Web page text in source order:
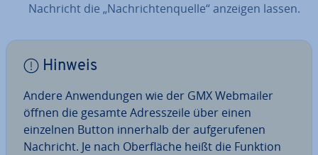
Nachricht die „Nach­rich­ten­quel­le“ anzeigen lassen.
Hinweis
Andere An­wen­dun­gen wie der GMX Webmailer
öffnen die gesamte Adress­zei­le über einen
einzelnen Button innerhalb der auf­ge­ru­fe­nen
Nachricht. Je nach Ober­flä­che heißt die Funktion